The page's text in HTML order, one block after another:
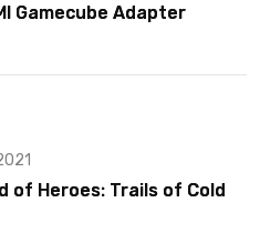
Gamecube Adapter
of Heroes: Trails of Cold